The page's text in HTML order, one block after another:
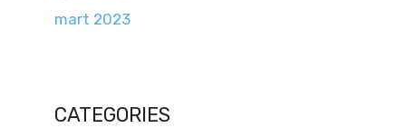
mart 2023
CATEGORIES